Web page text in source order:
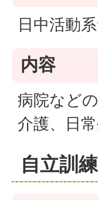
日中活動
内容
病院など
介護、日
自立訓